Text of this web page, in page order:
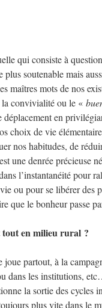
qui consiste à
soutenable mais
maîtres mots de nos
la convivialité ou le «
en
choix de vie
nos habitudes, de
une denrée précieuse
l’instantanéité pour
ou pour se libérer des
que le bonheur passe
tout en milieu rural ?
joue partout, à la
dans les institutions,
la sortie des cycles
plus vite dans le